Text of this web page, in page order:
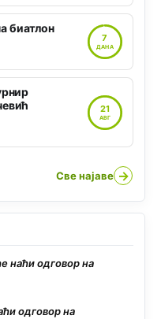
биатлон
7
ДАНА
21
АВГ
Све најаве →
наћи одговор на
одговор на